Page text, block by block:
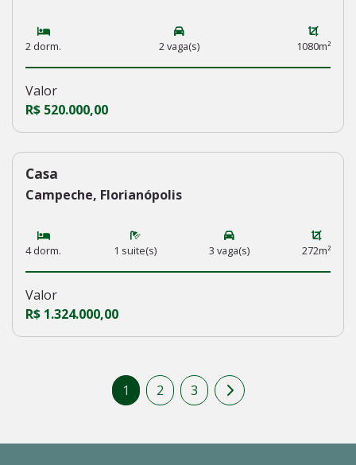
2 dorm. 2 vaga(s) 1080m²
Valor
R$ 520.000,00
208
Casa
Campeche, Florianópolis
4 dorm. 1 suite(s) 3 vaga(s) 272m²
Valor
R$ 1.324.000,00
1 2 3